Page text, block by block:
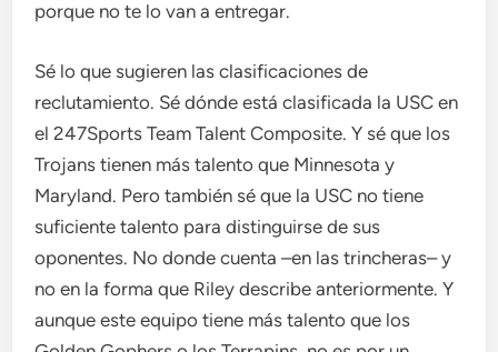
porque no te lo van a entregar.
Sé lo que sugieren las clasificaciones de
reclutamiento. Sé dónde está clasificada la USC en
el 247Sports Team Talent Composite. Y sé que los
Trojans tienen más talento que Minnesota y
Maryland. Pero también sé que la USC no tiene
suficiente talento para distinguirse de sus
oponentes. No donde cuenta –en las trincheras– y
no en la forma que Riley describe anteriormente. Y
aunque este equipo tiene más talento que los